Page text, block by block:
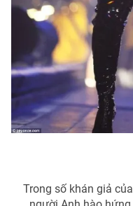
Trong số khán giả